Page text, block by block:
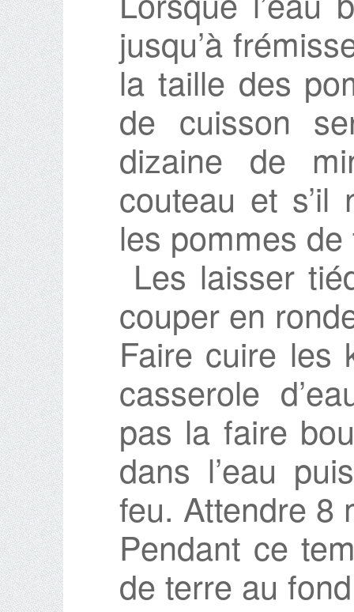
jusqu’à
la taille des
de cuisson
dizaine de
couteau et s’il
les pommes
Les laisser
couper en
Faire cuire les
casserole
pas la faire
dans l’eau
feu. Attendre 8
Pendant ce
de terre au